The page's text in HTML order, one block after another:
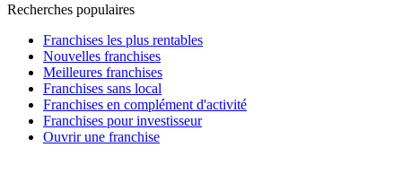
Recherches populaires
Franchises les plus rentables
Nouvelles franchises
Meilleures franchises
Franchises sans local
Franchises en complément d'activité
Franchises pour investisseur
Ouvrir une franchise